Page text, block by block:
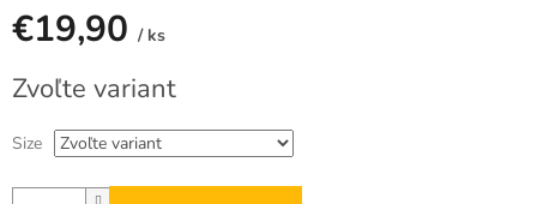
€19,90 / ks
cena:
Zvoľte variant
Size